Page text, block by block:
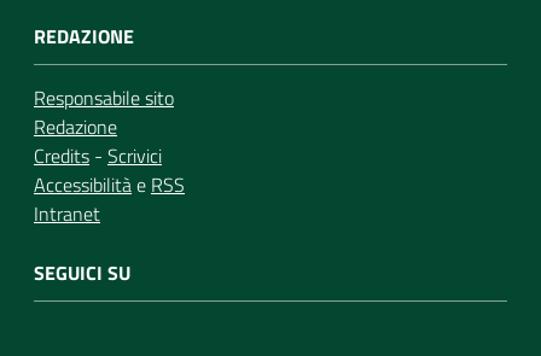
REDAZIONE
Responsabile sito
Redazione
Credits - Scrivici
Accessibilitàe RSS
Intranet
SEGUICI SU